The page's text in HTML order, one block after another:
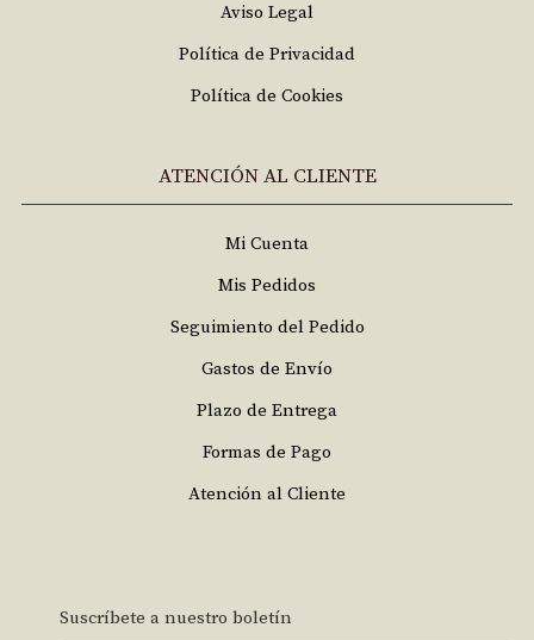
Aviso Legal
Política de Privacidad
Política de Cookies
ATENCIÓN AL CLIENTE
Mi Cuenta
Mis Pedidos
Seguimiento del Pedido
Gastos de Envío
Plazo de Entrega
Formas de Pago
Atención al Cliente
Suscríbete a nuestro boletín